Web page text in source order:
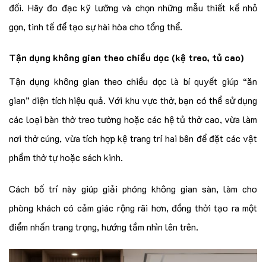
đối. Hãy đo đạc kỹ lưỡng và chọn những mẫu thiết kế nhỏ
gọn, tinh tế để tạo sự hài hòa cho tổng thể.
Tận dụng không gian theo chiều dọc (kệ treo, tủ cao)
Tận dụng không gian theo chiều dọc là bí quyết giúp “ăn
gian” diện tích hiệu quả. Với khu vực thờ, bạn có thể sử dụng
các loại bàn thờ treo tường hoặc các hệ tủ thờ cao, vừa làm
nơi thờ cúng, vừa tích hợp kệ trang trí hai bên để đặt các vật
phẩm thờ tự hoặc sách kinh.
Cách bố trí này giúp giải phóng không gian sàn, làm cho
phòng khách có cảm giác rộng rãi hơn, đồng thời tạo ra một
điểm nhấn trang trọng, hướng tầm nhìn lên trên.